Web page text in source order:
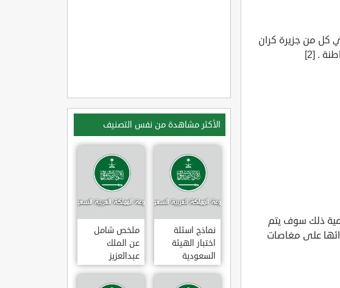
كل من جزيرة كران
. [2]
ذلك سوف يتم
على مغاصات
الأكثر مشاهدة من نفس التصنيف
نماذج اسئلة
اختبار الهيئة
السعودية
للتخصصات
الصحية
ملخص شامل
عن الملك
عبدالعزيز